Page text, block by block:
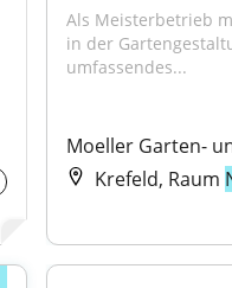
Als Meisterbetrieb
in der
umfassendes...
Moeller Garten-
Krefeld, Raum